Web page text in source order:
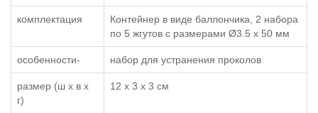
комплектация
Контейнер в виде баллончика, 2 набора
по 5 жгутов с размерами Ø3.5 x 50 мм
особенности- набор для устранения проколов
размер (ш x в x
г)
12 x 3 x 3 см